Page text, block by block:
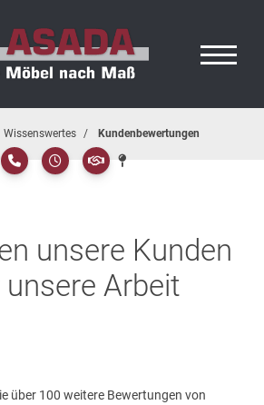
Wissenswertes Kundenbewertungen
unsere Kunden
unsere Arbeit
über 100 weitere Bewertungen von